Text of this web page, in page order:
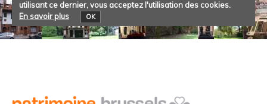
utilisant ce dernier, vous acceptez l'utilisation des cookies.
En savoir plus
OK